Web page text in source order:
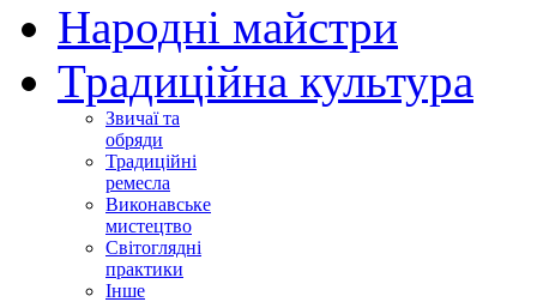
Народні майстри
Традиційна культура
Звичаї та
обряди
Традиційні
ремесла
Виконавське
мистецтво
Світоглядні
практики
Інше